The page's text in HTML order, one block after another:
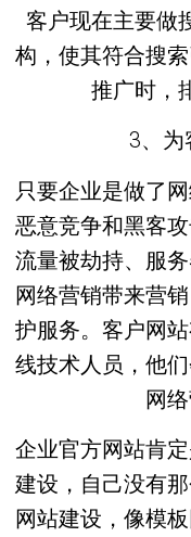
客户现在主要做
构，使其符合搜
推广时，
3、为
只要企业是做了
恶意竞争和黑客
流量被劫持、服
网络营销带来营
护服务。客户网
线技术人员，他
网
企业官方网站肯
建设，自己没有
网站建设，像模